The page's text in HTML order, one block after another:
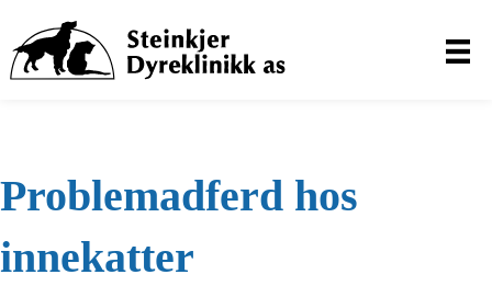
Problemadferd hos
innekatter